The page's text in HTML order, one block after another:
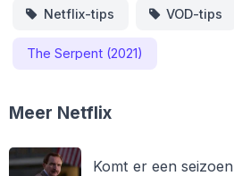
Netflix-tips VOD-tips
The Serpent (2021)
Meer Netflix
Komt er een